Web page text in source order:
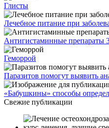
Глисты
Лечебное питание при
Антигистаминные препараты
Геморрой
Паразитов помогут выявить
«Бабушкины» способы
Свежие публикации